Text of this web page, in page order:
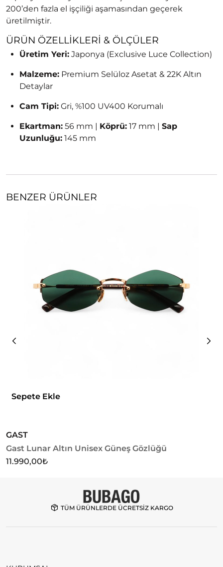
200’den fazla el işçiliği aşamasından geçerek
üretilmiştir.
ÜRÜN ÖZELLIKLERI & ÖLÇÜLER
Üretim Yeri: Japonya (Exclusive Luce Collection)
Malzeme: Premium Selüloz Asetat & 22K Altın
Detaylar
Cam Tipi: Gri, %100 UV400 Korumalı
Ekartman: 56 mm | Köprü: 17 mm |Sap
Uzunluğu: 145 mm
BENZER ÜRÜNLER
Sepete Ekle
GAST
Gast Lunar Altın Unisex Güneş Gözlüğü
11.990,00₺
TÜM ÜRÜNLERDE ÜCRETSİZ KARGO